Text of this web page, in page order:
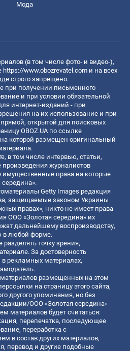
Мода
(в том числе фото- и видео-),
https://www.obozrevatel.com и на всех
строго запрещено.
при получении письменного
и при условии обязательной
интернет-изданий - при
на их использование и при
открытой для поисковых
OBOZ.UA по ссылке
на которой размещен оригинальный
в том числе интервью, статьи,
журналистов
права на которые
Getty Images редакция
защищаемые законом Украины
правах», никто не имеет права
ООО «Золотая середина» их
дальнейшему воспроизводству,
в любой форме.
точку зрения,
За достоверность
рекламных материалах,
размещенных на этом
на страницу этого сайта,
другого упоминания, но без
ООО «Золотая середина»
материалов будет считаться:
перепечатка, последующее
переработка с
в состав других материалов,
перевод и другие подобные